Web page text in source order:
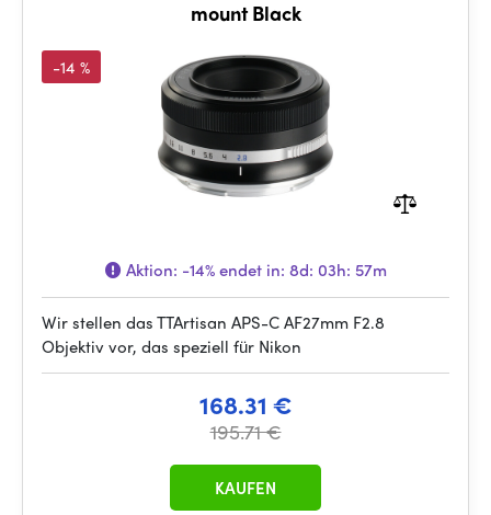
mount Black
-14 %
Aktion: -14%endet in: 8d: 03h: 57m
Wir stellen das TTArtisan APS-C AF27mm F2.8
Objektiv vor, das speziell für Nikon
168.31 €
195.71 €
KAUFEN